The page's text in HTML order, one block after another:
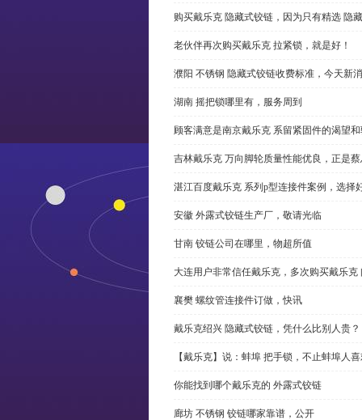
购买戴乐克 隐藏式铰链，因为只有精选 隐
老伙伴再次购买戴乐克 拉紧锁，就是好！
濮阳 不锈钢 隐藏式铰链收费标准，今天新
湖南 摇把锁哪里有，服务周到
顾客满意是南京戴乐克 系留紧固件的渴望
吉林戴乐克 万向脚轮质量性能优良，正是
湛江百度戴乐克 系列p型连接件案例，选择
安徽 外露式铰链生产厂，敬请光临
甘南 铰链公司在哪里，物超所值
大连用户非常信任戴乐克，多次购买戴乐克
襄樊 螺纹管连接件订做，快讯
戴乐克绍兴 隐藏式铰链，凭什么比别人贵？
【戴乐克】说：蚌埠 把手锁，不止蚌埠人
你能找到哪个戴乐克的 外露式铰链
廊坊 不锈钢 铰链哪家靠谱，公开